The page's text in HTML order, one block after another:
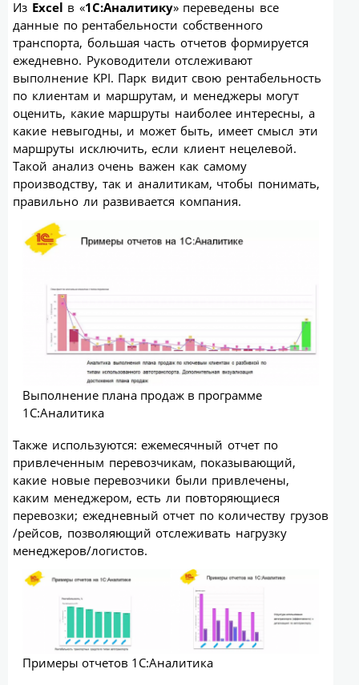
Из Excel в «1C:Аналитику» переведены все
данные по рентабельности собственного
транспорта, большая часть отчетов формируется
ежедневно. Руководители отслеживают
выполнение KPI. Парк видит свою рентабельность
по клиентам и маршрутам, и менеджеры могут
оценить, какие маршруты наиболее интересны, а
какие невыгодны, и может быть, имеет смысл эти
маршруты исключить, если клиент нецелевой.
Такой анализ очень важен как самому
производству, так и аналитикам, чтобы понимать,
правильно ли развивается компания.
Выполнение плана продаж в программе
1С:Аналитика
Также используются: ежемесячный отчет по
привлеченным перевозчикам, показывающий,
какие новые перевозчики были привлечены,
каким менеджером, есть ли повторяющиеся
перевозки; ежедневный отчет по количеству грузов
/рейсов, позволяющий отслеживать нагрузку
менеджеров/логистов.
Примеры отчетов 1С:Аналитика